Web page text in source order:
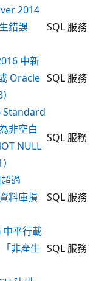
2014
錯誤
SQL 服務
中新
Oracle SQL 服務
Standard
非空白
NULL
SQL 服務
過
料庫損
SQL 服務
中平行載
非產生 SQL 服務